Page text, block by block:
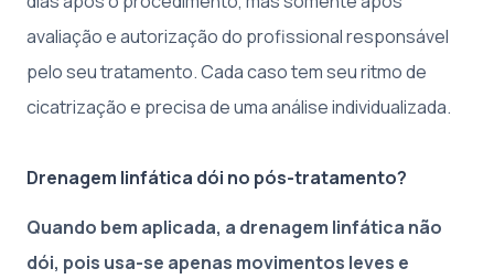
avaliação e autorização do profissional responsável
pelo seu tratamento. Cada caso tem seu ritmo de
cicatrização e precisa de uma análise individualizada.
Drenagem linfática dói no pós-tratamento?
Quando bem aplicada, a drenagem linfática não
dói, pois usa-se apenas movimentos leves e